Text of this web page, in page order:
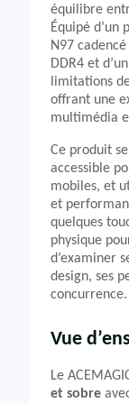
équilibre
Équipé d’un
N97 cadencé
DDR4 et
limitations
offrant une
multimédia
Ce produit
accessible
mobiles, et
et
quelques
physique
d’examiner
design, ses
concurrence.
Vue
Le
et sobre